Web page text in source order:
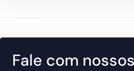
Fale com nossos